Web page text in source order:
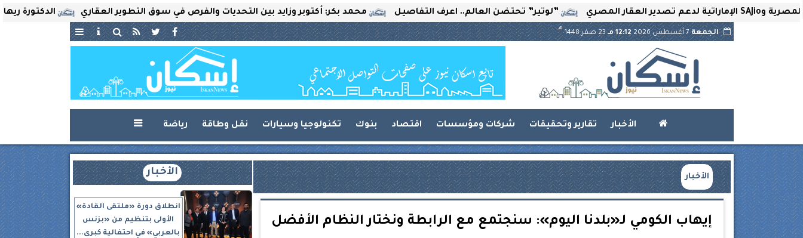
الدكتورة ريهام ثروت محمد بكر: أكتوبر وزايد بين التحديات والفرص في سوق التطوير العقاري ”لوتير” تحتضن العالم.. اعرف التفاصيل
الجمعة7 أغسطس 2026 12:12 مـ 23 صفر 1448
هـ
الأخبار تقارير وتحقيقات شركات ومؤسسات اقتصاد بنوك تكنولوجيا وسيارات نقل وطاقة رياضة 
الأخبار
إيهاب الكومي لـ«بلدنا اليوم»: سنجتمع مع الرابطة ونختار النظام الأفضل
الأخبار
انطلاق دورة «ملتقى القادة»
الأولى بتنظيم من «بزنس
بالعربي» في احتفالية كبرى...